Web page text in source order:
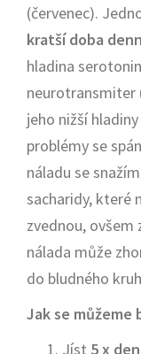
(červenec).
kratší doba
hladina
neurotransmiter
jeho nižší
problémy se
náladu se
sacharidy, které
zvednou, ovšem
nálada může
do bludného
Jak se můžeme
Jíst 5 x